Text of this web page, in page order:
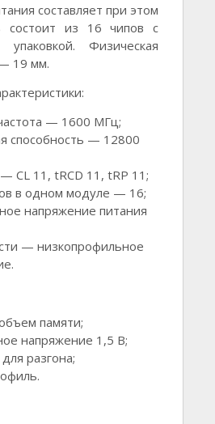
составляет при этом
из 16 чипов с
упаковкой. Физическая
19 мм.
— 1600 МГц;
способность — 12800
CL 11, tRCD 11, tRP 11;
в одном модуле — 16;
напряжение питания
— низкопрофильное
памяти;
напряжение 1,5 В;
разгона;